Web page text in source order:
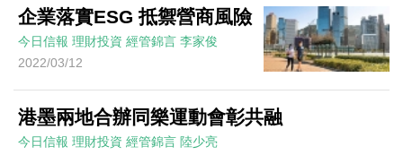
企業落實ESG 抵禦營商風險
今日信報 理財投資 經管錦言 李家俊
2022/03/12
港墨兩地合辦同樂運動會彰共融
今日信報 理財投資 經管錦言 陸少亮